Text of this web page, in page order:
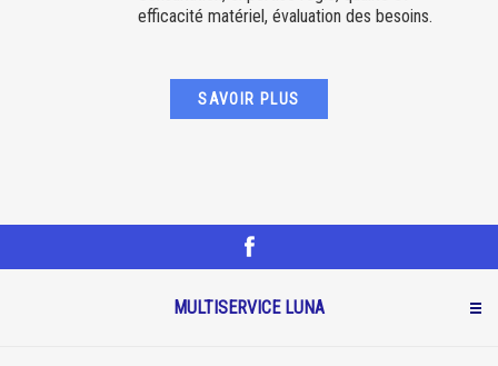
efficacité matériel, évaluation des besoins.
SAVOIR PLUS
MULTISERVICE LUNA